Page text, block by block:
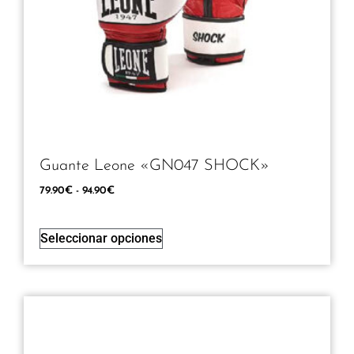
Guante Leone «GN047 SHOCK»
79.90€ - 94.90€
Seleccionar opciones